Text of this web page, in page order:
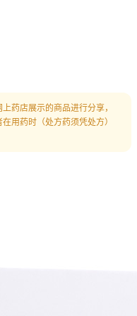
药店展示的商品进行分享，
用药时（处方药须凭处方）